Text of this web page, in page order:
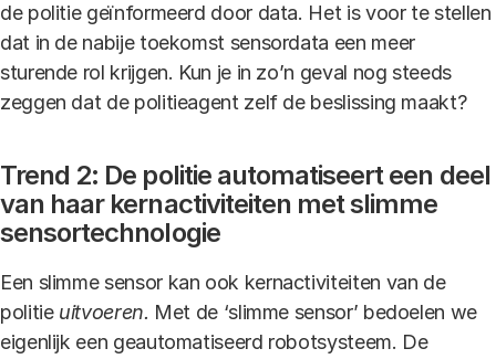
de politie geïnformeerd door data. Het is voor te stellen
dat in de nabije toekomst sensordata een meer
sturende rol krijgen. Kun je in zo’n geval nog steeds
zeggen dat de politieagent zelf de beslissing maakt?
Trend 2: De politie automatiseert een deel
van haar kernactiviteiten met slimme
sensortechnologie
Een slimme sensor kan ook kernactiviteiten van de
politie uitvoeren. Met de ‘slimme sensor’ bedoelen we
eigenlijk een geautomatiseerd robotsysteem. De